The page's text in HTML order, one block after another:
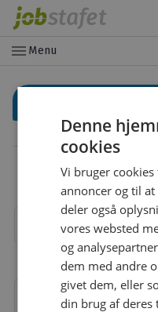
menu Menu
Log ind
Adgangskode
Denne
cookies
Vi bruger
annoncer og til
deler også
vores websted
og
dem med andre
givet dem, eller
din brug af deres